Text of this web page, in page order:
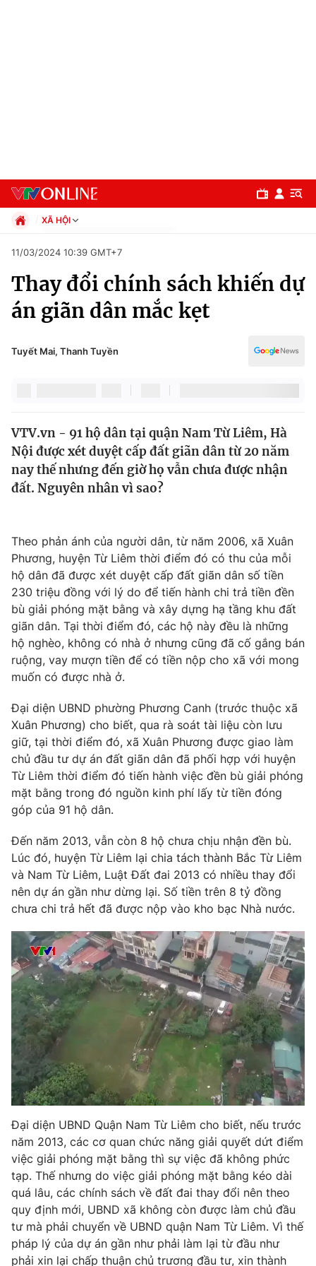
Chuyên mục
Chính trị
Xã hội
Y tế
Thế giới
Thế giới đó đây
Câu chuyện quốc tế
Tài chính
Thị trường
Góc doanh nghiệp
Dữ liệu và đời sống
Truyền hình
Phim VTV
Hậu trường
Khán giả
Giải sao mai
Giải trí
Điện ảnh
Âm nhạc
Sao
Du lịch
Làm đẹp
Chất lượng cuộc sống
Giáo dục
Tuyển sinh
Học trực tuyến
Công nghệ
Hitech Công nghệ tương lai
Thị trường
Tư vấn
Giao lưu trực tuyến
Lịch phát sóng
Chuyên mục khác
Emagazine Podcast
Photo Infographic
Video Shorts video
VTV Money VTV Thể thao
VTV Sức khoẻ Bất động sản
Thị trường 24h Tấm lòng Việt
VTV4 Vươn mình bằng AI
VTV9 VTV8
Liên hệ tòa soạn English
XÃ HỘI
Xã hội
Pháp luật
Kinh tế
Thể thao
Văn hóa - Giải trí
Giáo dục
11/03/2024 10:39 GMT+7
Thay đổi chính sách khiến dự
án giãn dân mắc kẹt
Tuyết Mai, Thanh Tuyền
VTV.vn - 91 hộ dân tại quận Nam Từ Liêm, Hà
Nội được xét duyệt cấp đất giãn dân từ 20 năm
nay thế nhưng đến giờ họ vẫn chưa được nhận
đất. Nguyên nhân vì sao?
Theo phản ánh của người dân, từ năm 2006, xã Xuân
Phương, huyện Từ Liêm thời điểm đó có thu của mỗi
hộ dân đã được xét duyệt cấp đất giãn dân số tiền
230 triệu đồng với lý do để tiến hành chi trả tiền đền
bù giải phóng mặt bằng và xây dựng hạ tầng khu đất
giãn dân. Tại thời điểm đó, các hộ này đều là những
hộ nghèo, không có nhà ở nhưng cũng đã cố gắng bán
ruộng, vay mượn tiền để có tiền nộp cho xã với mong
muốn có được nhà ở.
Đại diện UBND phường Phương Canh (trước thuộc xã
Xuân Phương) cho biết, qua rà soát tài liệu còn lưu
giữ, tại thời điểm đó, xã Xuân Phương được giao làm
chủ đầu tư dự án đất giãn dân đã phối hợp với huyện
Từ Liêm thời điểm đó tiến hành việc đền bù giải phóng
mặt bằng trong đó nguồn kinh phí lấy từ tiền đóng
góp của 91 hộ dân.
Đến năm 2013, vẫn còn 8 hộ chưa chịu nhận đền bù.
Lúc đó, huyện Từ Liêm lại chia tách thành Bắc Từ Liêm
và Nam Từ Liêm, Luật Đất đai 2013 có nhiều thay đổi
nên dự án gần như dừng lại. Số tiền trên 8 tỷ đồng
chưa chi trả hết đã được nộp vào kho bạc Nhà nước.
Đại diện UBND Quận Nam Từ Liêm cho biết, nếu trước
năm 2013, các cơ quan chức năng giải quyết dứt điểm
việc giải phóng mặt bằng thì sự việc đã không phức
tạp. Thế nhưng do việc giải phóng mặt bằng kéo dài
quá lâu, các chính sách về đất đai thay đổi nên theo
quy định mới, UBND xã không còn được làm chủ đầu
tư mà phải chuyển về UBND quận Nam Từ Liêm. Vì thế
pháp lý của dự án gần như phải làm lại từ đầu như
phải xin lại chấp thuận chủ trương đầu tư, xin thành